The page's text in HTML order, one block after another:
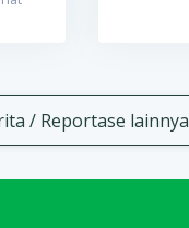
/ Reportase lainnya